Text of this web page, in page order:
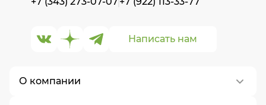
О компании
Написать нам